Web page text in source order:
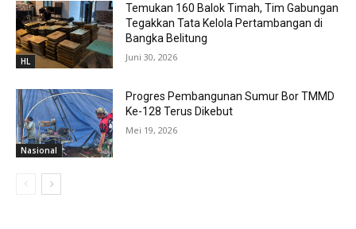
HL
Temukan 160 Balok Timah, Tim Gabungan
Tegakkan Tata Kelola Pertambangan di
Bangka Belitung
Juni 30, 2026
Nasional
Progres Pembangunan Sumur Bor TMMD
Ke-128 Terus Dikebut
Mei 19, 2026